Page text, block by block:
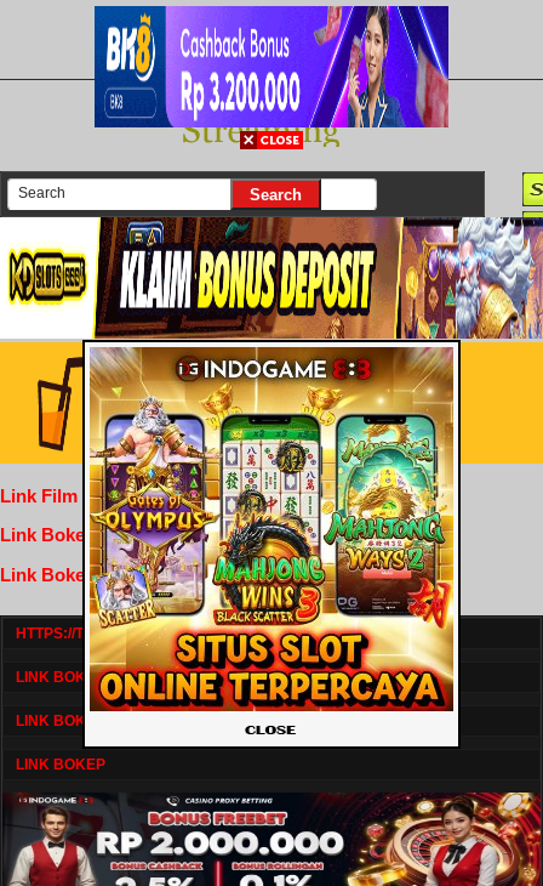
There are currently 25651 movies on our website
Login
Link Film Dewasa
Link Bokep Indofilm
Link Bokep FilmNikmat
HTTPS://TV1.BOSKU21.CAM/
LINK BOKEP DRAMASERIAL
LINK BOKEP
LINK BOKEP